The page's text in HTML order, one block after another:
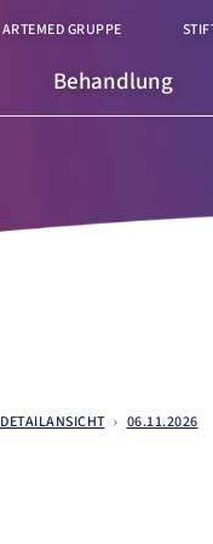
Behandlung
ARTEMED GRUPPE
DETAILANSICHT 06.11.2026